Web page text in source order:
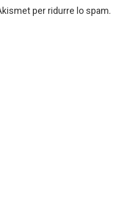
per ridurre lo spam.